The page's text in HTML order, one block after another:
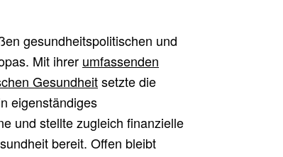
gesundheitspolitischen und
Mit ihrer umfassenden
Gesundheitsetzte die
eigenständiges
und stellte zugleich finanzielle
bereit. Offen bleibt